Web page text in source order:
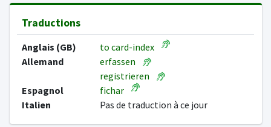
Traductions
Anglais (GB)
to card-index
Allemand
erfassen
registrieren
Espagnol
fichar
Italien
Pas de traduction à ce jour